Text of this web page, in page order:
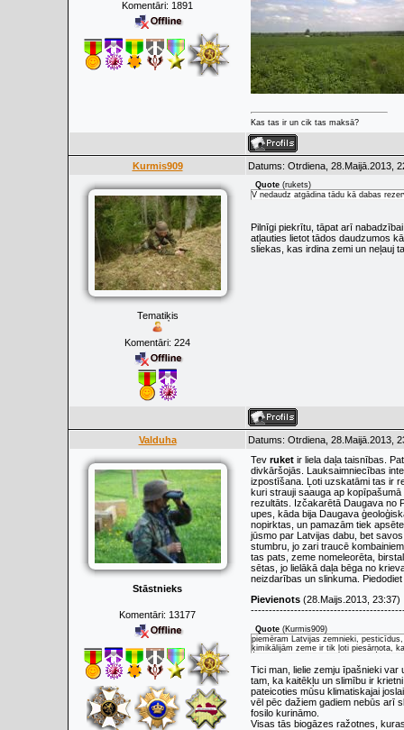
Komentāri: 1891
Kas tas ir un cik tas maksā?
Kurmis909 Datums: Otrdiena, 28.Maijā.2013,
Tematiķis
Komentāri: 224
Quote (rukets)
V nedaudz atgādina tādu kā dabas
Pilnīgi piekrītu, tāpat arī
atļauties lietot tādos daudzumos
sliekas, kas irdina zemi un neļauj
Valduha Datums: Otrdiena, 28.Maijā.2013,
Stāstnieks
Komentāri: 13177
Tev ruket ir liela daļa taisnības.
divkāršojās. Lauksaimniecības
izpostīšana. Ļoti uzskatāmi tas ir
kuri strauji saauga ap
rezultāts. Izčakarētā Daugava no
upes, kāda bija Daugava
nopirktas, un pamazām tiek
jūsmo par Latvijas dabu, bet
stumbru, jo zari traucē
tas pats, zeme nomeleorēta,
sētas, jo lielākā daļa bēga no
neizdarības un slinkuma.
Pievienots (28.Maijs.2013, 23:37)
Quote (Kurmis909)
piemēram Latvijas zemnieki,
ķimikālijām zeme ir tik ļoti piesārņota,
Tici man, lielie zemju īpašnieki
tam, ka kaitēkļu un slimību ir
pateicoties mūsu klimatiskajai
vēl pēc dažiem gadiem nebūs arī
fosilo kurināmo.
Visas tās biogāzes ražotnes,